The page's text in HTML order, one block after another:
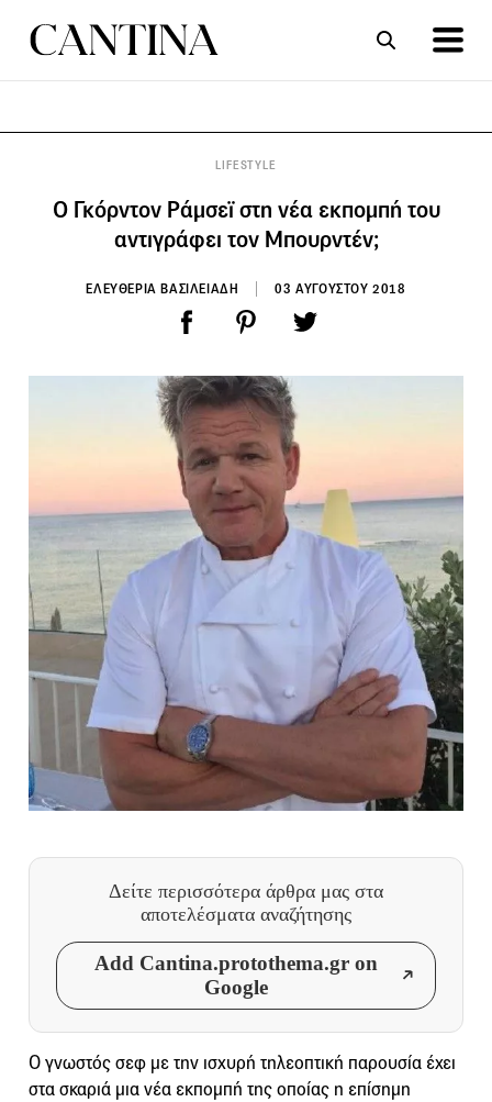
LIFESTYLE
Ο Γκόρντον Ράμσεϊ στη νέα εκπομπή του
αντιγράφει τον Μπουρντέν;
ΕΛΕΥΘΕΡΙΑ ΒΑΣΙΛΕΙΑΔΗ 03 ΑΥΓΟΥΣΤΟΥ 2018
Δείτε περισσότερα άρθρα μας στα
αποτελέσματα αναζήτησης
Add Cantina.protothema.gr on
Google
Ο γνωστός σεφ με την ισχυρή τηλεοπτική παρουσία έχει
στα σκαριά μια νέα εκπομπή της οποίας η επίσημη